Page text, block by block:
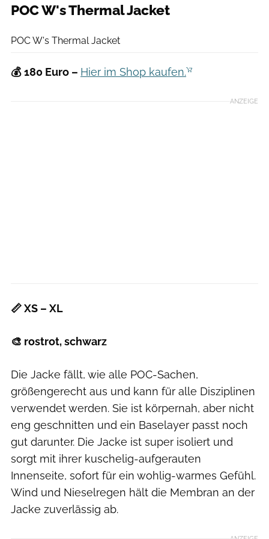
POC W's Thermal Jacket
POC W's Thermal Jacket
💰 180 Euro – Hier im Shop kaufen.
ANZEIGE
📏 XS – XL
🎨 rostrot, schwarz
Die Jacke fällt, wie alle POC-Sachen,
größengerecht aus und kann für alle Disziplinen
verwendet werden. Sie ist körpernah, aber nicht
eng geschnitten und ein Baselayer passt noch
gut darunter. Die Jacke ist super isoliert und
sorgt mit ihrer kuschelig-aufgerauten
Innenseite, sofort für ein wohlig-warmes Gefühl.
Wind und Nieselregen hält die Membran an der
Jacke zuverlässig ab.